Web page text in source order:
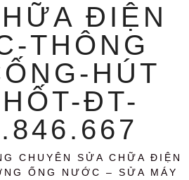
ĐIỆN
THÔNG
HÚT
ĐT-
CHUYÊN SỬA CHỮA ĐIỆN
ỐNG NƯỚC – SỬA MÁY